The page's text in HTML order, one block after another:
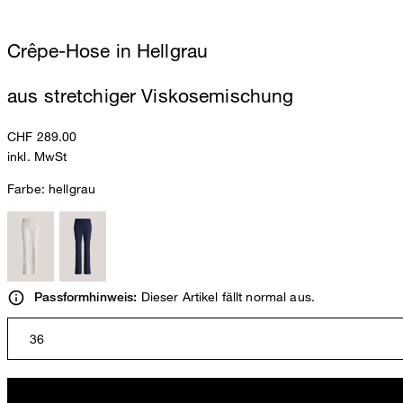
Crêpe-Hose in Hellgrau
aus stretchiger Viskosemischung
CHF 289.00
inkl. MwSt
Farbe: hellgrau
Passformhinweis: Dieser Artikel fällt normal aus.
36